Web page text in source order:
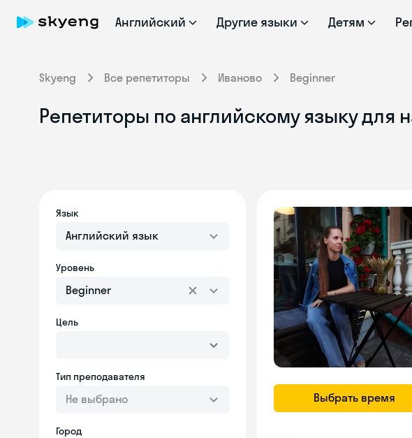
Английский Другие языки Детям
Skyeng Все репетиторы Иваново Beginner
Репетиторы по английскому языку
Язык
Английский язык
Уровень
Beginner
Цель
Тип преподавателя
Не выбрано
Город
Выбрать время